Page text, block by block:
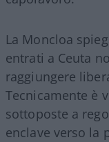
La Moncloa
entrati a Ceuta
raggiungere
Tecnicamente è
sottoposte a
enclave verso la